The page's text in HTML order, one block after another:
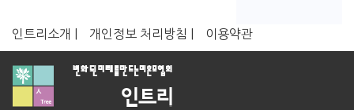
인트리소개 | 개인정보 처리방침 | 이용약관